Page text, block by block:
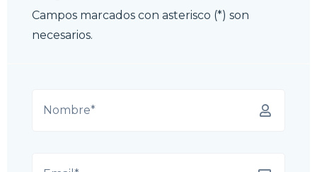
Campos marcados con asterisco (*) son
necesarios.